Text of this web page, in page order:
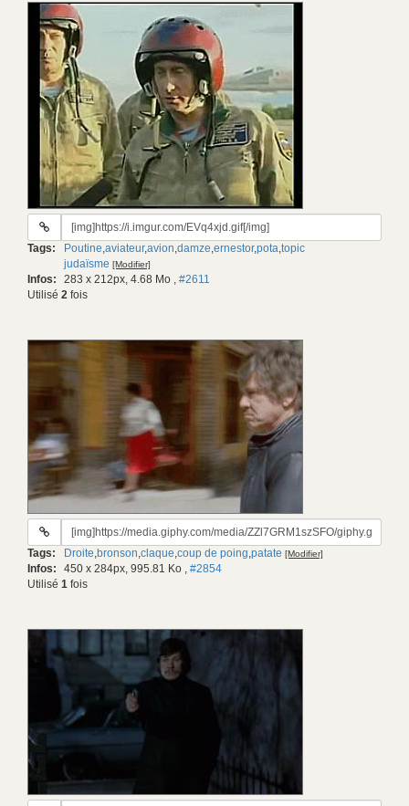
URL
gif:
Tags: Poutine,aviateur,avion,damze,ernestor,pota,topic
judaïsme [Modifier]
Infos: 283 x 212px, 4.68 Mo , #2611
Utilisé 2 fois
URL
gif:
Tags: Droite,bronson,claque,coup de poing,patate [Modifier]
Infos: 450 x 284px, 995.81 Ko , #2854
Utilisé 1 fois